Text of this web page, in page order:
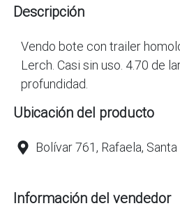
Descripción
Vendo bote con trailer
Lerch. Casi sin uso. 4.70 de
profundidad.
Ubicación del producto
Bolívar 761, Rafaela, Santa
Información del vendedor